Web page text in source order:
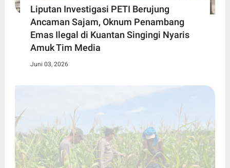
Liputan Investigasi PETI Berujung
Ancaman Sajam, Oknum Penambang
Emas Ilegal di Kuantan Singingi Nyaris
Amuk Tim Media
Juni 03, 2026